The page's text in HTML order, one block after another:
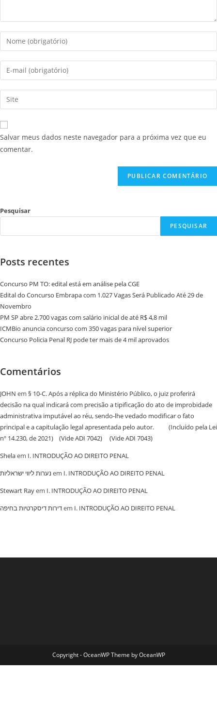
Salvar meus dados neste navegador para a próxima vez que eu
comentar.
Pesquisar
PESQUISAR
Posts recentes
Concurso PM TO: edital está em análise pela CGE
Edital do Concurso Embrapa com 1.027 Vagas Será Publicado Até 29 de
Novembro
PM SP abre 2.700 vagas com salário inicial de até R$ 4,8 mil
ICMBio anuncia concurso com 350 vagas para nível superior
Concurso Policia Penal RJ pode ter mais de 4 mil aprovados
Comentários
JOHN em § 10-C. Após a réplica do Ministério Público, o juiz proferirá
decisão na qual indicará com precisão a tipificação do ato de improbidade
administrativa imputável ao réu, sendo-lhe vedado modificar o fato
principal e a capitulação legal apresentada pelo autor. (Incluído pela Lei
nº 14.230, de 2021) (Vide ADI 7042) (Vide ADI 7043)
Shelaem I. INTRODUÇÃO AO DIREITO PENAL
נערות ליווי ישראליות em I. INTRODUÇÃO AO DIREITO PENAL
Stewart Rayem I. INTRODUÇÃO AO DIREITO PENAL
‏דירות דיסקרטיות בחיפהem I. INTRODUÇÃO AO DIREITO PENAL
Copyright - OceanWP Theme by OceanWP